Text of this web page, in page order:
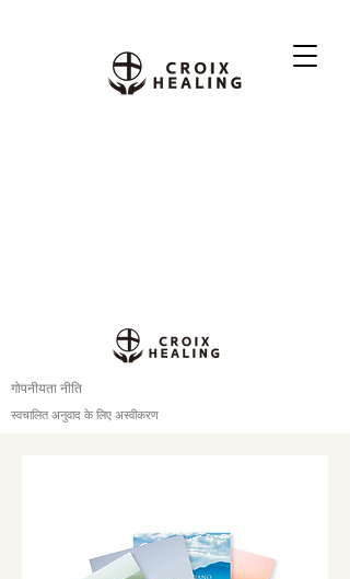
गोपनीयता नीति
स्वचालित अनुवाद के लिए अस्वीकरण